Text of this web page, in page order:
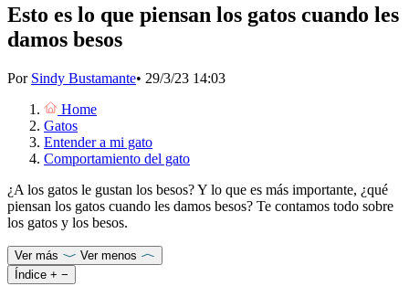
Esto es lo que piensan los gatos cuando les
damos besos
Por Sindy Bustamante• 29/3/23 14:03
Home
Gatos
Entender a mi gato
Comportamiento del gato
¿A los gatos le gustan los besos? Y lo que es más importante, ¿qué
piensan los gatos cuando les damos besos? Te contamos todo sobre
los gatos y los besos.
Ver más
Ver menos
Índice + −